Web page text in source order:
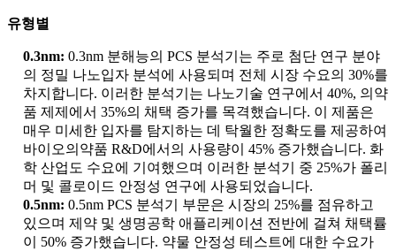
유형별
0.3nm: 0.3nm 분해능의 PCS 분석기는 주로 첨단 연구 분야
의 정밀 나노입자 분석에 사용되며 전체 시장 수요의 30%를
차지합니다. 이러한 분석기는 나노기술 연구에서 40%, 의약
품 제제에서 35%의 채택 증가를 목격했습니다. 이 제품은
매우 미세한 입자를 탐지하는 데 탁월한 정확도를 제공하여
바이오의약품 R&D에서의 사용량이 45% 증가했습니다. 화
학 산업도 수요에 기여했으며 이러한 분석기 중 25%가 폴리
머 및 콜로이드 안정성 연구에 사용되었습니다.
0.5nm: 0.5nm PCS 분석기 부문은 시장의 25%를 점유하고
있으며 제약 및 생명공학 애플리케이션 전반에 걸쳐 채택률
이 50% 증가했습니다. 약물 안정성 테스트에 대한 수요가